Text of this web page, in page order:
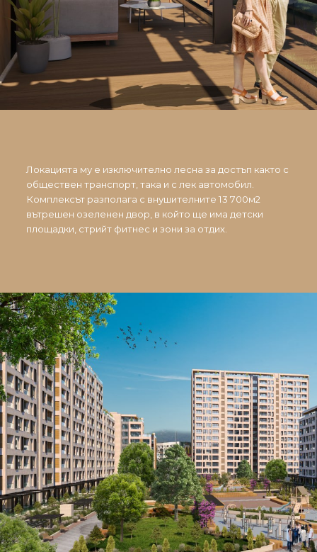
Локацията му е изключително лесна за достъп както с
обществен транспорт, така и с лек автомобил.
Комплексът разполага с внушителните 13 700м2
вътрешен озеленен двор, в който ще има детски
площадки, стрийт фитнес и зони за отдих.